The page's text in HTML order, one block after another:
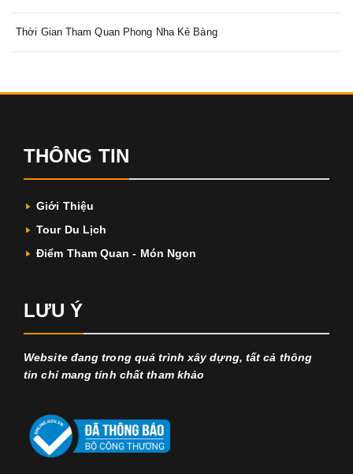
Thời Gian Tham Quan Phong Nha Kẻ Bàng
THÔNG TIN
Giới Thiệu
Tour Du Lịch
Điểm Tham Quan - Món Ngon
LƯU Ý
Website đang trong quá trình xây dựng, tất cả thông
tin chỉ mang tính chất tham khảo